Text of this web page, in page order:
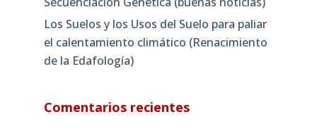
Los Suelos y los Usos del Suelo para paliar
el calentamiento climático (Renacimiento
de la Edafología)
Comentarios recientes